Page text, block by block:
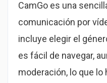
CamGo es una
comunicación por
incluye elegir el
es fácil de navegar,
moderación, lo que lo